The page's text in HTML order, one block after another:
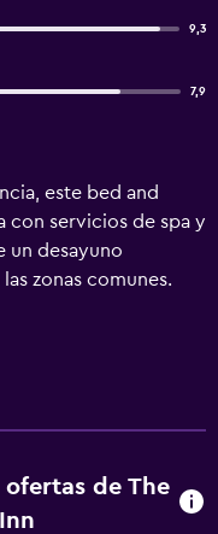
9,3
7,9
este bed and
con servicios de spa y
un desayuno
zonas comunes.
y un jardín. Wicker
de planchar con
gracias a nuestro
servicio de
de The